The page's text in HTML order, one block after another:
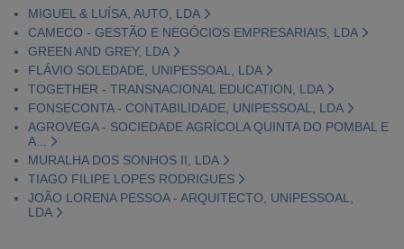
MIGUEL & LUÍSA, AUTO, LDA
CAMECO - GESTÃO E NEGÓCIOS EMPRESARIAIS, LDA
GREEN AND GREY, LDA
FLÁVIO SOLEDADE, UNIPESSOAL, LDA
TOGETHER - TRANSNACIONAL EDUCATION, LDA
FONSECONTA - CONTABILIDADE, UNIPESSOAL, LDA
AGROVEGA - SOCIEDADE AGRÍCOLA QUINTA DO POMBAL E
A...
MURALHA DOS SONHOS II, LDA
TIAGO FILIPE LOPES RODRIGUES
JOÃO LORENA PESSOA - ARQUITECTO, UNIPESSOAL,
LDA